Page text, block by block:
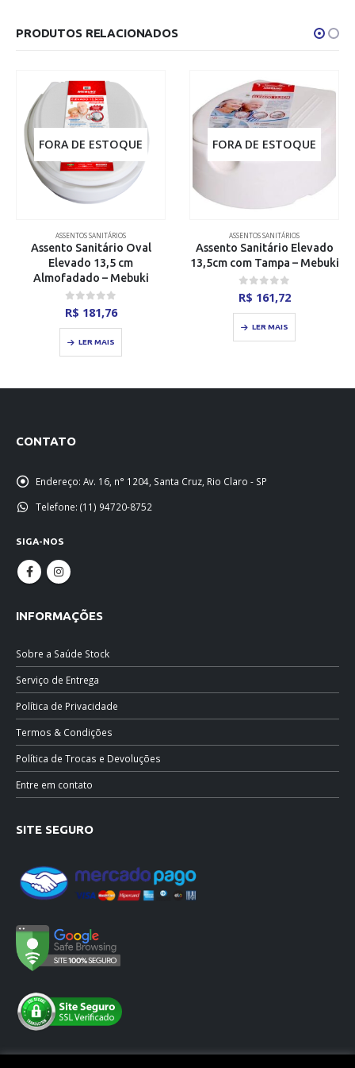
PRODUTOS RELACIONADOS
FORA DE ESTOQUE
ASSENTOS SANITÁRIOS
Assento Sanitário Oval
Elevado 13,5 cm
Almofadado – Mebuki
0out of 5
R$ 181,76
LER MAIS
FORA DE ESTOQUE
ASSENTOS SANITÁRIOS
Assento Sanitário Elevado
13,5cm com Tampa – Mebuki
0out of 5
R$ 161,72
LER MAIS
CONTATO
Endereço: Av. 16, n° 1204, Santa Cruz, Rio Claro - SP
Telefone: (11) 94720-8752
SIGA-NOS
INFORMAÇÕES
Sobre a Saúde Stock
Serviço de Entrega
Política de Privacidade
Termos & Condições
Política de Trocas e Devoluções
Entre em contato
SITE SEGURO